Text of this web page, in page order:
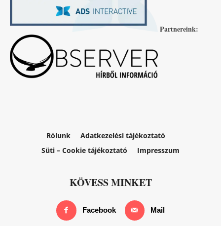
Partnereink:
Rólunk
Adatkezelési tájékoztató
Süti – Cookie tájékoztató
Impresszum
KÖVESS MINKET
Facebook Mail